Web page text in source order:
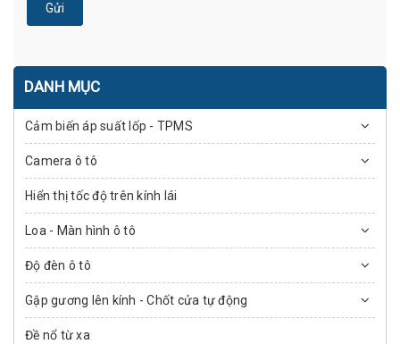
Gửi
DANH MỤC
Cảm biến áp suất lốp - TPMS
Camera ô tô
Hiển thị tốc độ trên kính lái
Loa - Màn hình ô tô
Độ đèn ô tô
Gập gương lên kính - Chốt cửa tự động
Đề nổ từ xa